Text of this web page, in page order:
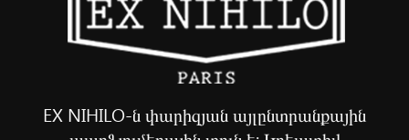
EX NIHILO-ն փարիզյան այլընտրանքային